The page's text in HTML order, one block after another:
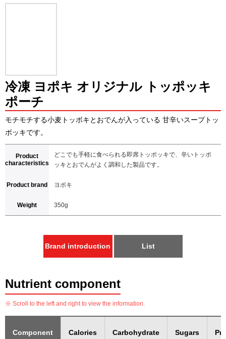
冷凍 ヨポキ オリジナル トッポッキ
ポーチ
モチモチする小麦トッボキとおでんが入っている 甘辛いスープトッ
ボッキです。
Product
characteristics
どこでも手軽に食べられる即席トッポッキで、辛いトッポ
ッキとおでんがよく調和した製品です。
Product brand ヨポキ
Weight 350g
Brand introduction List
Nutrient component
※ Scroll to the left and right to view the information.
Component Calories Carbohydrate Sugars